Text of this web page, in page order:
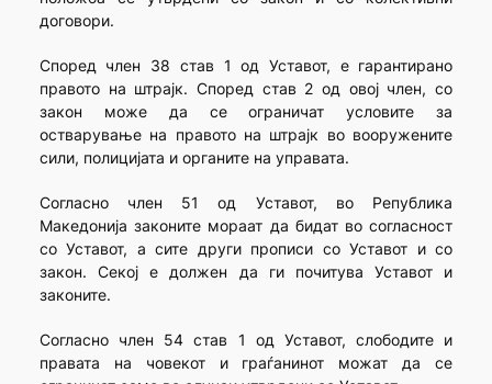
договори.
Според член 38 став 1 од Уставот, е гарантирано
правото на штрајк. Според став 2 од овој член, со
закон може да се ограничат условите за
остварување на правото на штрајк во вооружените
сили, полицијата и органите на управата.
Согласно член 51 од Уставот, во Република
Македонија законите мораат да бидат во согласност
со Уставот, а сите други прописи со Уставот и со
закон. Секој е должен да ги почитува Уставот и
законите.
Согласно член 54 став 1 од Уставот, слободите и
правата на човекот и граѓанинот можат да се